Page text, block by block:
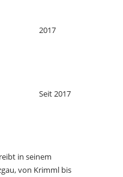
2017
Seit 2017
in seinem
von Krimml bis